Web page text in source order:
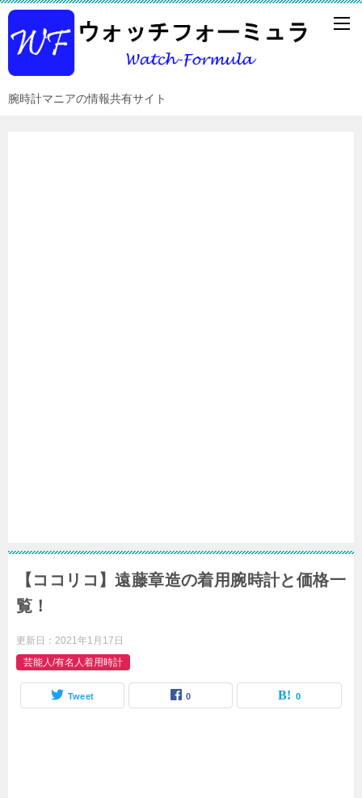
腕時計マニアの情報共有サイト
【ココリコ】遠藤章造の着用腕時計と価格一
覧！
更新日： 2021年1月17日
芸能人/有名人着用時計
Tweet 0 0